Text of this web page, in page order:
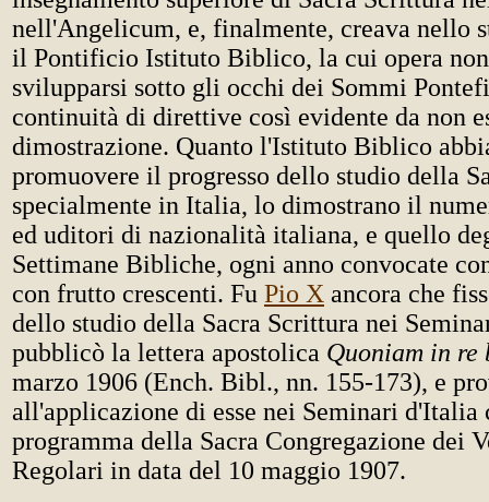
nell'Angelicum, e, finalmente, creava nello
il Pontificio Istituto Biblico, la cui opera non
svilupparsi sotto gli occhi dei Sommi
continuità di direttive così evidente da non
dimostrazione. Quanto l'Istituto Biblico
promuovere il progresso dello studio della
specialmente in Italia, lo dimostrano il
ed uditori di nazionalità italiana, e quello
Settimane Bibliche, ogni anno convocate
con frutto crescenti. Fu Pio X ancora che
dello studio della Sacra Scrittura nei
pubblicò la lettera apostolica Quoniam in re
marzo 1906 (Ench. Bibl., nn. 155-173), e
all'applicazione di esse nei Seminari d'Italia
programma della Sacra Congregazione dei
Regolari in data del 10 maggio 1907.